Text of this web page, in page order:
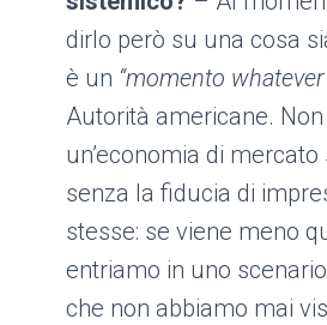
dirlo però su una cosa
è un “momento
Autorità americane.
un’economia di
senza la fiducia di
stesse: se viene meno
entriamo in uno
che non abbiamo mai